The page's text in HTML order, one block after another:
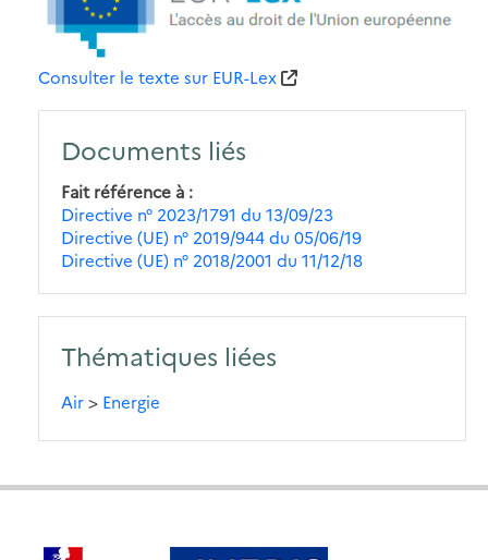
Consulter le texte sur EUR-Lex
Documents liés
Fait référence à
Directive n° 2023/1791 du 13/09/23
Directive (UE) n° 2019/944 du 05/06/19
Directive (UE) n° 2018/2001 du 11/12/18
Thématiques liées
Air> Energie